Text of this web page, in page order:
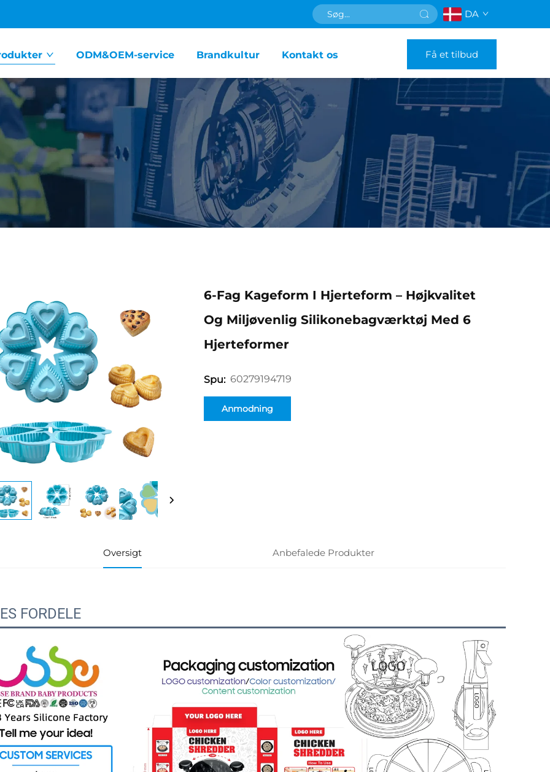
DA
ODM&OEM-service Brandkultur Kontakt os Få et tilbud
6-Fag Kageform I Hjerteform – Højkvalitet
Og Miljøvenlig Silikonebagværktøj Med 6
Hjerteformer
Spu: 60279194719
Anmodning
Oversigt Anbefalede Produkter
FORDELE